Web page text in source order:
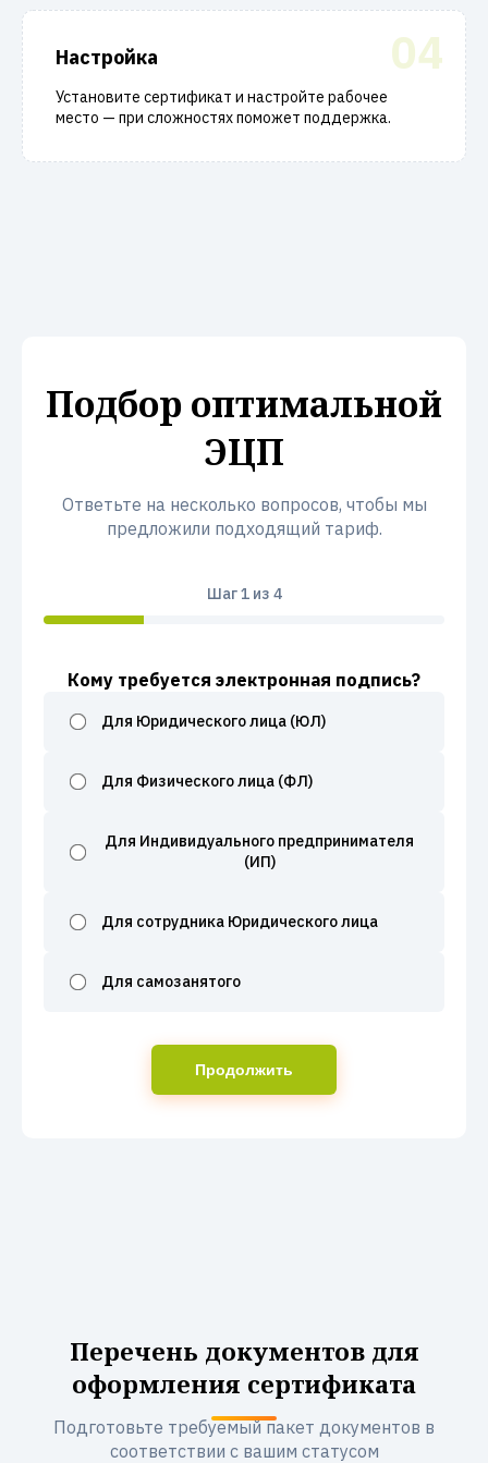
04
Настройка
Установите сертификат и настройте рабочее
место — при сложностях поможет поддержка.
Подбор оптимальной
ЭЦП
Ответьте на несколько вопросов, чтобы мы
предложили подходящий тариф.
Шаг1из 4
Кому требуется электронная подпись?
Для Юридического лица (ЮЛ)
Для Физического лица (ФЛ)
Для Индивидуального предпринимателя
(ИП)
Для сотрудника Юридического лица
Для самозанятого
Продолжить
Перечень документов для
оформления сертификата
Подготовьте требуемый пакет документов в
соответствии с вашим статусом